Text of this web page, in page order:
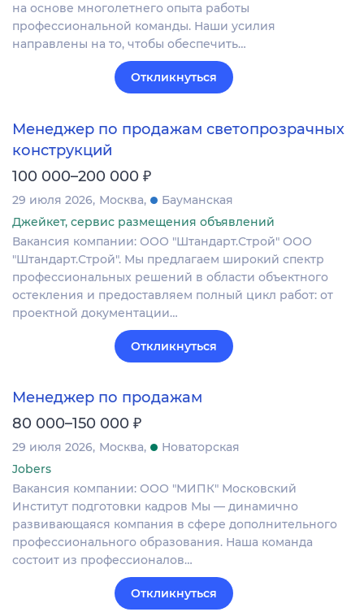
на основе многолетнего опыта работы
профессиональной команды. Наши усилия
направлены на то, чтобы обеспечить…
Откликнуться
Менеджер по продажам светопрозрачных
конструкций
100 000–200 000 ₽
29 июля 2026 Москва
Бауманская
Джейкет, сервис размещения объявлений
Вакансия компании: ООО "Штандарт.Строй" ООО
"Штандарт.Строй". Мы предлагаем широкий спектр
профессиональных решений в области объектного
остекления и предоставляем полный цикл работ: от
проектной документации…
Откликнуться
Менеджер по продажам
80 000–150 000 ₽
29 июля 2026 Москва
Новаторская
Jobers
Вакансия компании: ООО "МИПК" Московский
Институт подготовки кадров Мы — динамично
развивающаяся компания в сфере дополнительного
профессионального образования. Наша команда
состоит из профессионалов…
Откликнуться